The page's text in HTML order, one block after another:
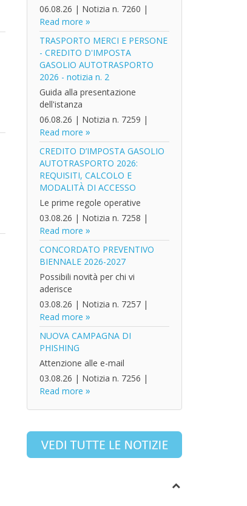
06.08.26 | Notizia n. 7260 |
Read more
TRASPORTO MERCI E PERSONE
- CREDITO D'IMPOSTA
GASOLIO AUTOTRASPORTO
2026 - notizia n. 2
Guida alla presentazione
dell'istanza
06.08.26 | Notizia n. 7259 |
Read more
CREDITO D’IMPOSTA GASOLIO
AUTOTRASPORTO 2026:
REQUISITI, CALCOLO E
MODALITÀ DI ACCESSO
Le prime regole operative
03.08.26 | Notizia n. 7258 |
Read more
CONCORDATO PREVENTIVO
BIENNALE 2026-2027
Possibili novità per chi vi
aderisce
03.08.26 | Notizia n. 7257|
Read more
NUOVA CAMPAGNA DI
PHISHING
Attenzione alle e-mail
03.08.26 | Notizia n. 7256 |
Read more